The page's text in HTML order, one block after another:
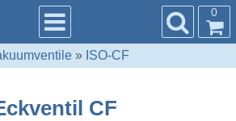
0
» ISO-CF
CF